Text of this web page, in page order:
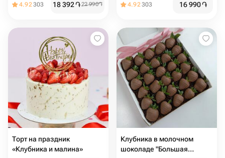
4.92303 18 392֏22 990֏ 4.92303 16 990֏
Торт на праздник
«Клубника и малина»
Клубника в молочном
шоколаде "Большая